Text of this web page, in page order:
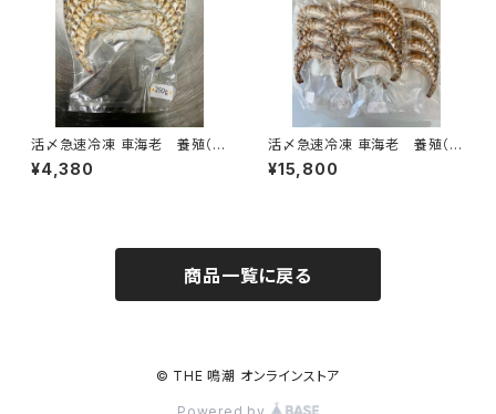
活〆急速冷凍 車海老 養殖（徳
島県鳴門産）250g
¥4,380
活〆急速冷凍 車海老 養殖（徳
島県鳴門産）1kg
¥15,800
商品一覧に戻る
© THE 鳴潮 オンラインストア